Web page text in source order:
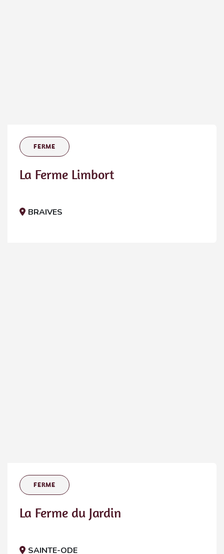
FERME
La Ferme Limbort
BRAIVES
FERME
La Ferme du Jardin
SAINTE-ODE